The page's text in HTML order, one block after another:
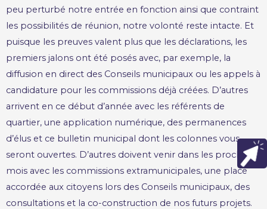
peu perturbé notre entrée en fonction ainsi que contraint
les possibilités de réunion, notre volonté reste intacte. Et
puisque les preuves valent plus que les déclarations, les
premiers jalons ont été posés avec, par exemple, la
diffusion en direct des Conseils municipaux ou les appels à
candidature pour les commissions déjà créées. D’autres
arrivent en ce début d’année avec les référents de
quartier, une application numérique, des permanences
d’élus et ce bulletin municipal dont les colonnes vous
seront ouvertes. D’autres doivent venir dans les prochains
mois avec les commissions extramunicipales, une place
accordée aux citoyens lors des Conseils municipaux, des
consultations et la co-construction de nos futurs projets.